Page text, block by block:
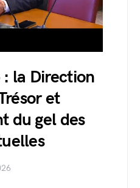
: la Direction
et
du gel des